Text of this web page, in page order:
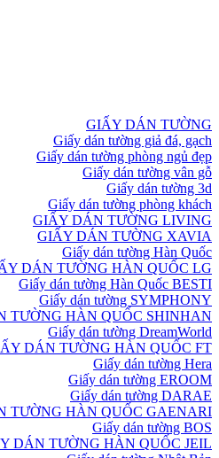
GIẤY DÁN TƯỜNG
Giấy dán tường giả đá, gạch
Giấy dán tường phòng ngủ đẹp
Giấy dán tường vân gỗ
Giấy dán tường 3d
Giấy dán tường phòng khách
GIẤY DÁN TƯỜNG LIVING
GIẤY DÁN TƯỜNG XAVIA
Giấy dán tường Hàn Quốc
DÁN TƯỜNG HÀN QUỐC LG
Giấy dán tường Hàn Quốc BESTI
Giấy dán tường SYMPHONY
TƯỜNG HÀN QUỐC SHINHAN
Giấy dán tường DreamWorld
DÁN TƯỜNG HÀN QUỐC FT
Giấy dán tường Hera
Giấy dán tường EROOM
Giấy dán tường DARAE
TƯỜNG HÀN QUỐC GAENARI
Giấy dán tường BOS
DÁN TƯỜNG HÀN QUỐC JEIL